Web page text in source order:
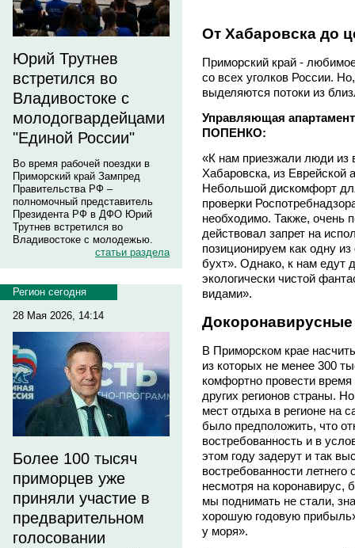
Юрий Трутнев
встретился во
Владивостоке с
молодогвардейцами
"Единой России"
Во время рабочей поездки в
Приморский край Зампред
Правительства РФ –
полномочный представитель
Президента РФ в ДФО Юрий
Трутнев встретился во
Владивостоке с молодежью.
статьи раздела
Регион сегодня
28 Мая 2026, 14:14
Более 100 тысяч
приморцев уже
приняли участие в
предварительном
голосовании
От Хабаровска до
Приморский край -
со всех уголков России.
выделяются потоки из
Управляющая
ПОПЕНКО:
«К нам приезжали люди из
Хабаровска, из Еврейской
Небольшой дискомфорт
проверки
необходимо. Также, очень
действовал запрет на
позиционируем как одну
бухт». Однако, к нам едут
экологически чистой
видами».
В Приморском крае
из которых не менее 300
комфортно провести время
других регионов страны.
мест отдыха в регионе на
было предположить, что
востребованность и в
этом году задерут и так
востребованности
несмотря на
мы поднимать не стали,
хорошую годовую
у моря».